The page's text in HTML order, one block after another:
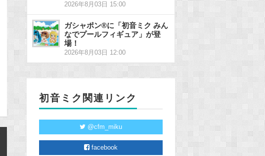
2026年8月03日 15:00
ガシャポン®に「初音ミク みん
なでプールフィギュア」が登
場！
2026年8月03日 12:00
初音ミク関連リンク
@cfm_miku
facebook